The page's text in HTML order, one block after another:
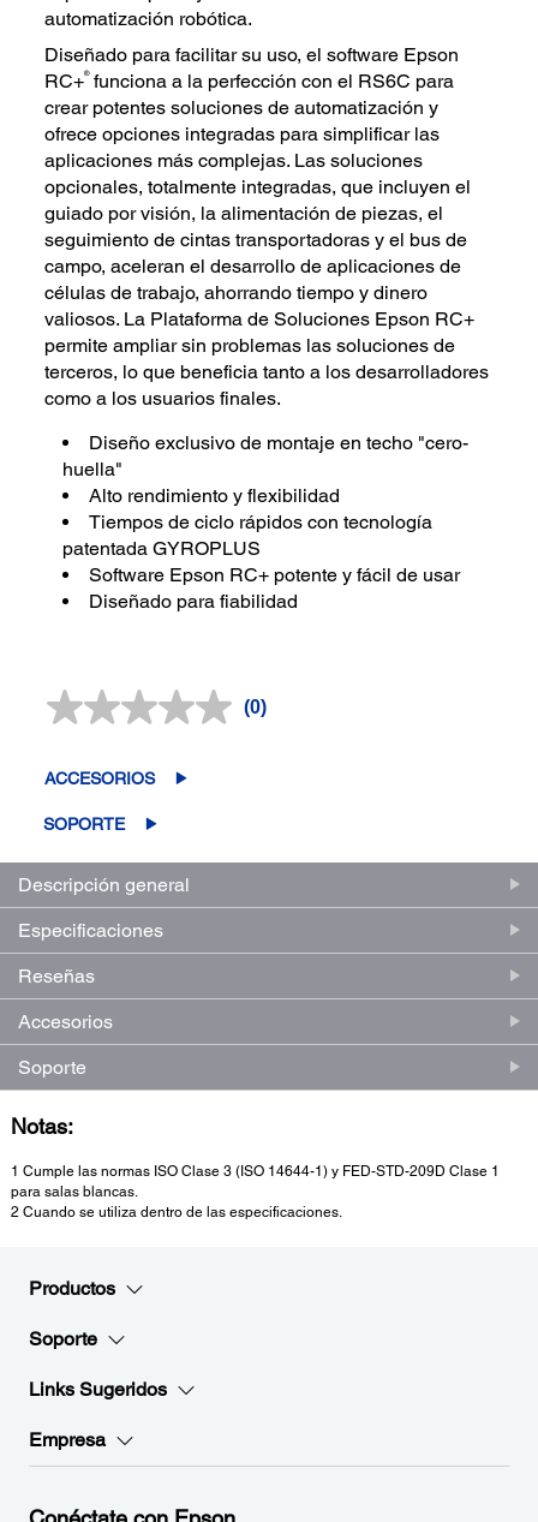
automatización robótica.
Diseñado para facilitar su uso, el software Epson
RC+®funciona a la perfección con el RS6C para
crear potentes soluciones de automatización y
ofrece opciones integradas para simplificar las
aplicaciones más complejas. Las soluciones
opcionales, totalmente integradas, que incluyen el
guiado por visión, la alimentación de piezas, el
seguimiento de cintas transportadoras y el bus de
campo, aceleran el desarrollo de aplicaciones de
células de trabajo, ahorrando tiempo y dinero
valiosos. La Plataforma de Soluciones Epson RC+
permite ampliar sin problemas las soluciones de
terceros, lo que beneficia tanto a los desarrolladores
como a los usuarios finales.
Diseño exclusivo de montaje en techo "cero-
huella"
Alto rendimiento y flexibilidad
Tiempos de ciclo rápidos con tecnología
patentada GYROPLUS
Software Epson RC+ potente y fácil de usar
Diseñado para fiabilidad
Sin
(0)
ACCESORIOS
SOPORTE
Descripción general
Especificaciones
Reseñas
Accesorios
Soporte
Notas:
1 Cumple las normas ISO Clase 3 (ISO 14644-1) y FED-STD-209D Clase 1
para salas blancas.
2 Cuando se utiliza dentro de las especificaciones.
Productos
Soporte
Links Sugeridos
Empresa